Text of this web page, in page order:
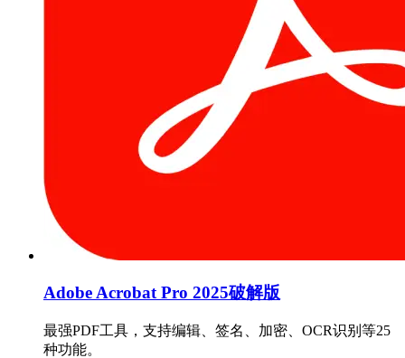
Adobe Acrobat Pro 2025破解版
最强PDF工具，支持编辑、签名、加密、OCR识别等25
种功能。